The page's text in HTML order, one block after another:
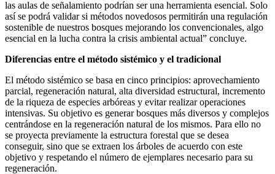
las aulas de señalamiento podrían ser una herramienta esencial. Solo
así se podrá validar si métodos novedosos permitirán una regulación
sostenible de nuestros bosques mejorando los convencionales, algo
esencial en la lucha contra la crisis ambiental actual” concluye.
Diferencias entre el método sistémico y el tradicional
El método sistémico se basa en cinco principios: aprovechamiento
parcial, regeneración natural, alta diversidad estructural, incremento
de la riqueza de especies arbóreas y evitar realizar operaciones
intensivas. Su objetivo es generar bosques más diversos y complejos
centrándose en la regeneración natural de los mismos. Para ello no
se proyecta previamente la estructura forestal que se desea
conseguir, sino que se extraen los árboles de acuerdo con este
objetivo y respetando el número de ejemplares necesario para su
regeneración.